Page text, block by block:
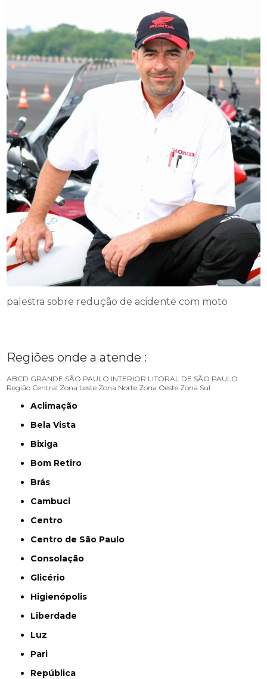
palestra sobre redução de acidente com moto
Regiões onde a atende :
ABCD GRANDE SÃO PAULO INTERIOR LITORAL DE SÃO PAULO
Região Central Zona Leste Zona Norte Zona Oeste Zona Sul
Aclimação
Bela Vista
Bixiga
Bom Retiro
Brás
Cambuci
Centro
Centro de São Paulo
Consolação
Glicério
Higienópolis
Liberdade
Luz
Pari
República